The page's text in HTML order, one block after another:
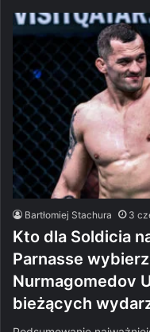
Bartłomiej Stachura 3
Kto dla Soldicia
Parnasse
Nurmagomedov
bieżących